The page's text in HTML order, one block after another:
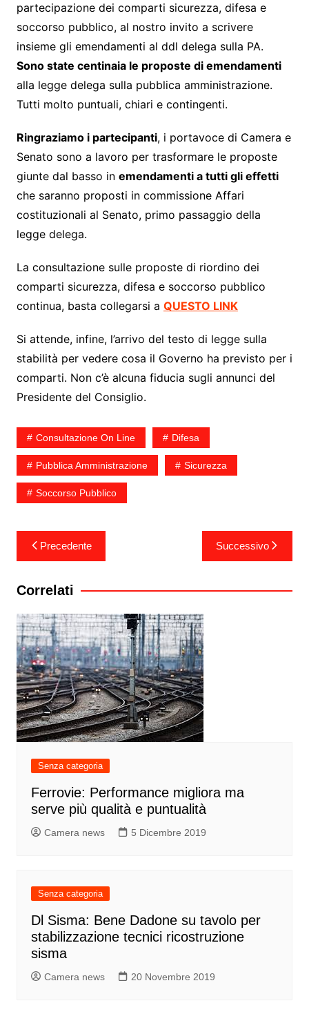
partecipazione dei comparti sicurezza, difesa e
soccorso pubblico, al nostro invito a scrivere
insieme gli emendamenti al ddl delega sulla PA.
Sono state centinaia le proposte di emendamenti
alla legge delega sulla pubblica amministrazione.
Tutti molto puntuali, chiari e contingenti.
Ringraziamo i partecipanti, i portavoce di Camera e
Senato sono a lavoro per trasformare le proposte
giunte dal basso in emendamenti a tutti gli effetti
che saranno proposti in commissione Affari
costituzionali al Senato, primo passaggio della
legge delega.
La consultazione sulle proposte di riordino dei
comparti sicurezza, difesa e soccorso pubblico
continua, basta collegarsi a QUESTO LINK
Si attende, infine, l’arrivo del testo di legge sulla
stabilità per vedere cosa il Governo ha previsto per i
comparti. Non c’è alcuna fiducia sugli annunci del
Presidente del Consiglio.
Consultazione On Line Difesa
Pubblica Amministrazione Sicurezza
Soccorso Pubblico
Navigazione
articoli
Precedente Successivo
Correlati
Senza categoria
Ferrovie: Performance migliora ma
serve più qualità e puntualità
Camera news 5 Dicembre 2019
Senza categoria
Dl Sisma: Bene Dadone su tavolo per
stabilizzazione tecnici ricostruzione
sisma
Camera news 20 Novembre 2019